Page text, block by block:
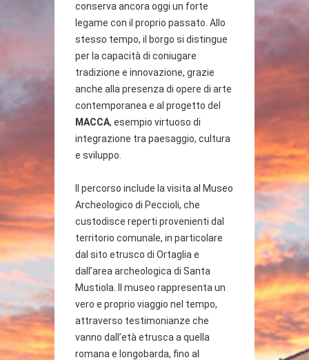
conserva ancora oggi un forte
legame con il proprio passato. Allo
stesso tempo, il borgo si distingue
per la capacità di coniugare
tradizione e innovazione, grazie
anche alla presenza di opere di arte
contemporanea e al progetto del
MACCA, esempio virtuoso di
integrazione tra paesaggio, cultura
e sviluppo.
Il percorso include la visita al Museo
Archeologico di Peccioli, che
custodisce reperti provenienti dal
territorio comunale, in particolare
dal sito etrusco di Ortaglia e
dall’area archeologica di Santa
Mustiola. Il museo rappresenta un
vero e proprio viaggio nel tempo,
attraverso testimonianze che
vanno dall’età etrusca a quella
romana e longobarda, fino al